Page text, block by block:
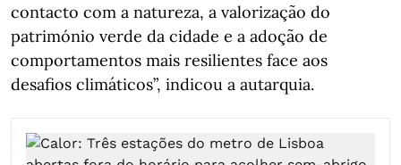
contacto com a natureza, a valorização do
património verde da cidade e a adoção de
comportamentos mais resilientes face aos
desafios climáticos”, indicou a autarquia.